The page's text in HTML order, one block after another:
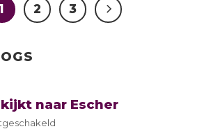
1 2 3
naar Escher